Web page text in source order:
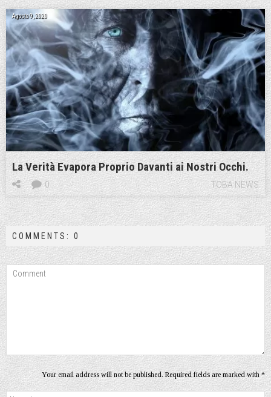
Agosto 9, 2020
La Verità Evapora Proprio Davanti ai Nostri Occhi.
TOBA NEWS
0
COMMENTS: 0
Your email address will not be published. Required fields are marked with *